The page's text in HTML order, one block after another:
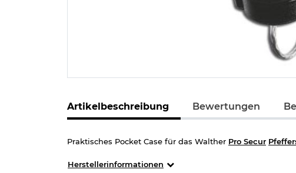
Artikelbeschreibung Bewertungen
Praktisches Pocket Case für das Walther Pro Secur
Herstellerinformationen